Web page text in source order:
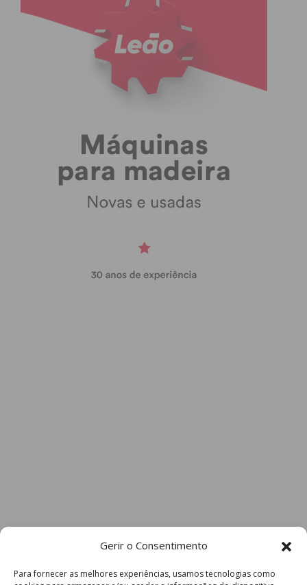
Gerir o Consentimento
Para fornecer as melhores experiências, usamos tecnologias como